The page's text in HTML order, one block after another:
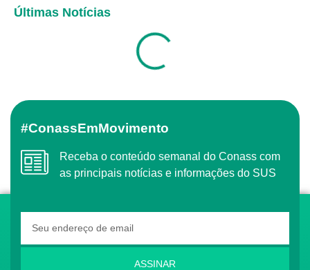
Últimas Notícias
#ConassEmMovimento
Receba o conteúdo semanal do Conass com
as principais notícias e informações do SUS
ASSINAR